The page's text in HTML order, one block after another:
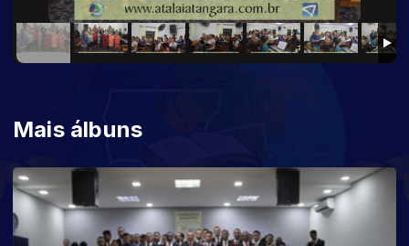
Mais álbuns